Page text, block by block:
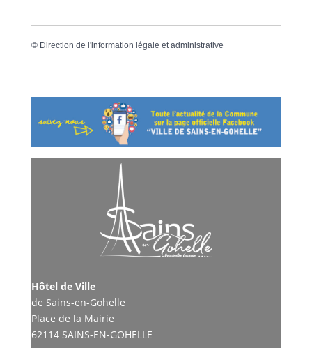
© Direction de l'information légale et administrative
Hôtel de Ville
de Sains-en-Gohelle
Place de la Mairie
62114 SAINS-EN-GOHELLE